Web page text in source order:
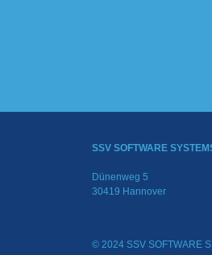
SSV SOFTWARE
Dünenweg 5
30419 Hannover
© 2024 SSV SOFTWARE